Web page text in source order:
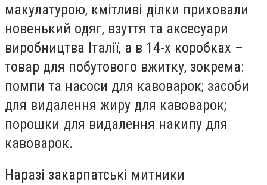
макулатурою, кмітливі ділки приховали
новенький одяг, взуття та аксесуари
виробництва Італії, а в 14-х коробках –
товар для побутового вжитку, зокрема:
помпи та насоси для кавоварок; засоби
для видалення жиру для кавоварок;
порошки для видалення накипу для
кавоварок.
Наразі закарпатські митники